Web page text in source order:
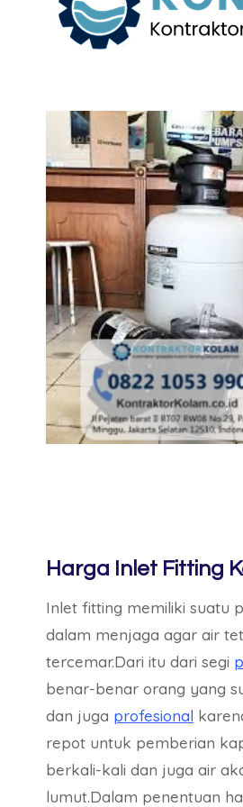
Harga Inlet Fitting
Inlet fitting memiliki suatu
dalam menjaga agar air
tercemar.Dari itu dari segi
benar-benar orang yang
dan juga profesional
repot untuk pemberian
berkali-kali dan juga air
lumut.Dalam penentuan